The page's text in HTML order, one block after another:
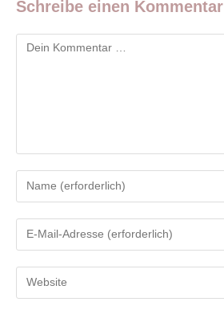
Schreibe einen Kommentar